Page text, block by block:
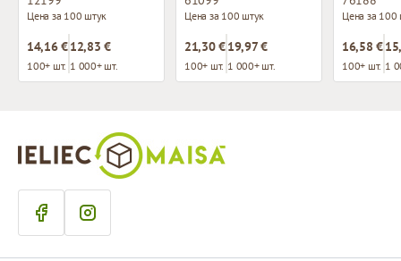
Цена за 100 штук
14,16 €
100+ шт.
12,83 €
1 000+ шт.
Цена за 100 штук
21,30 €
100+ шт.
19,97 €
1 000+ шт.
Цена за 100
16,58 €
100+ шт. 1